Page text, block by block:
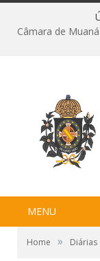
MENU
Home » Diárias